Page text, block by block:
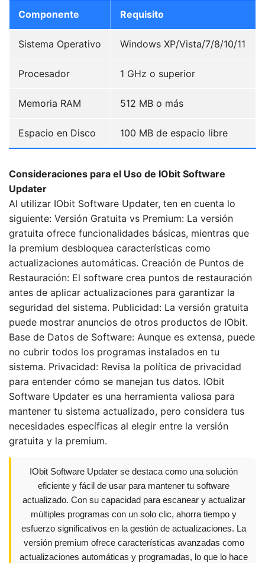
Componente Requisito
Sistema Operativo Windows XP/Vista/7/8/10/11
Procesador 1 GHz o superior
Memoria RAM 512 MB o más
Espacio en Disco 100 MB de espacio libre
Consideraciones para el Uso de IObit Software
Updater
Al utilizar IObit Software Updater, ten en cuenta lo
siguiente: Versión Gratuita vs Premium: La versión
gratuita ofrece funcionalidades básicas, mientras que
la premium desbloquea características como
actualizaciones automáticas. Creación de Puntos de
Restauración: El software crea puntos de restauración
antes de aplicar actualizaciones para garantizar la
seguridad del sistema. Publicidad: La versión gratuita
puede mostrar anuncios de otros productos de IObit.
Base de Datos de Software: Aunque es extensa, puede
no cubrir todos los programas instalados en tu
sistema. Privacidad: Revisa la política de privacidad
para entender cómo se manejan tus datos. IObit
Software Updater es una herramienta valiosa para
mantener tu sistema actualizado, pero considera tus
necesidades específicas al elegir entre la versión
gratuita y la premium.
IObit Software Updater se destaca como una solución
eficiente y fácil de usar para mantener tu software
actualizado. Con su capacidad para escanear y actualizar
múltiples programas con un solo clic, ahorra tiempo y
esfuerzo significativos en la gestión de actualizaciones. La
versión premium ofrece características avanzadas como
actualizaciones automáticas y programadas, lo que lo hace